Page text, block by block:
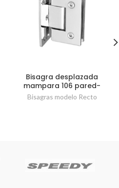
Bisagra desplazada
mampara 106 pared-
vidrio 90º
Bisagras modelo Recto